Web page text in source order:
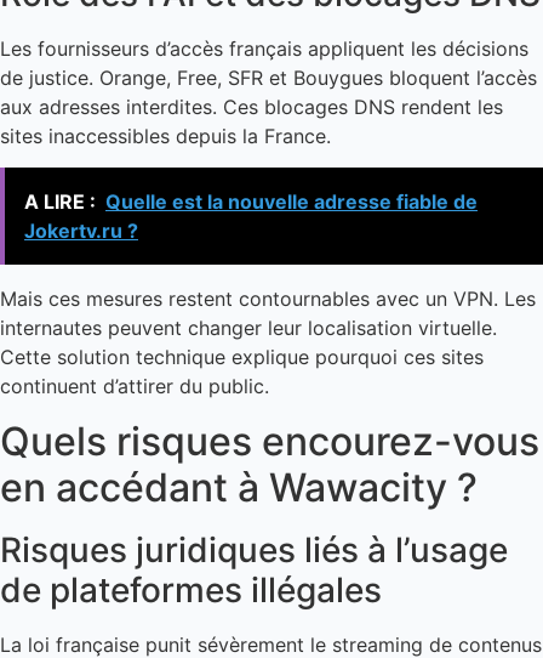
Les fournisseurs d’accès français appliquent les décisions
de justice. Orange, Free, SFR et Bouygues bloquent l’accès
aux adresses interdites. Ces blocages DNS rendent les
sites inaccessibles depuis la France.
A LIRE : Quelle est la nouvelle adresse fiable de
Jokertv.ru ?
Mais ces mesures restent contournables avec un VPN. Les
internautes peuvent changer leur localisation virtuelle.
Cette solution technique explique pourquoi ces sites
continuent d’attirer du public.
Quels risques encourez-vous
en accédant à Wawacity ?
Risques juridiques liés à l’usage
de plateformes illégales
La loi française punit sévèrement le streaming de contenus